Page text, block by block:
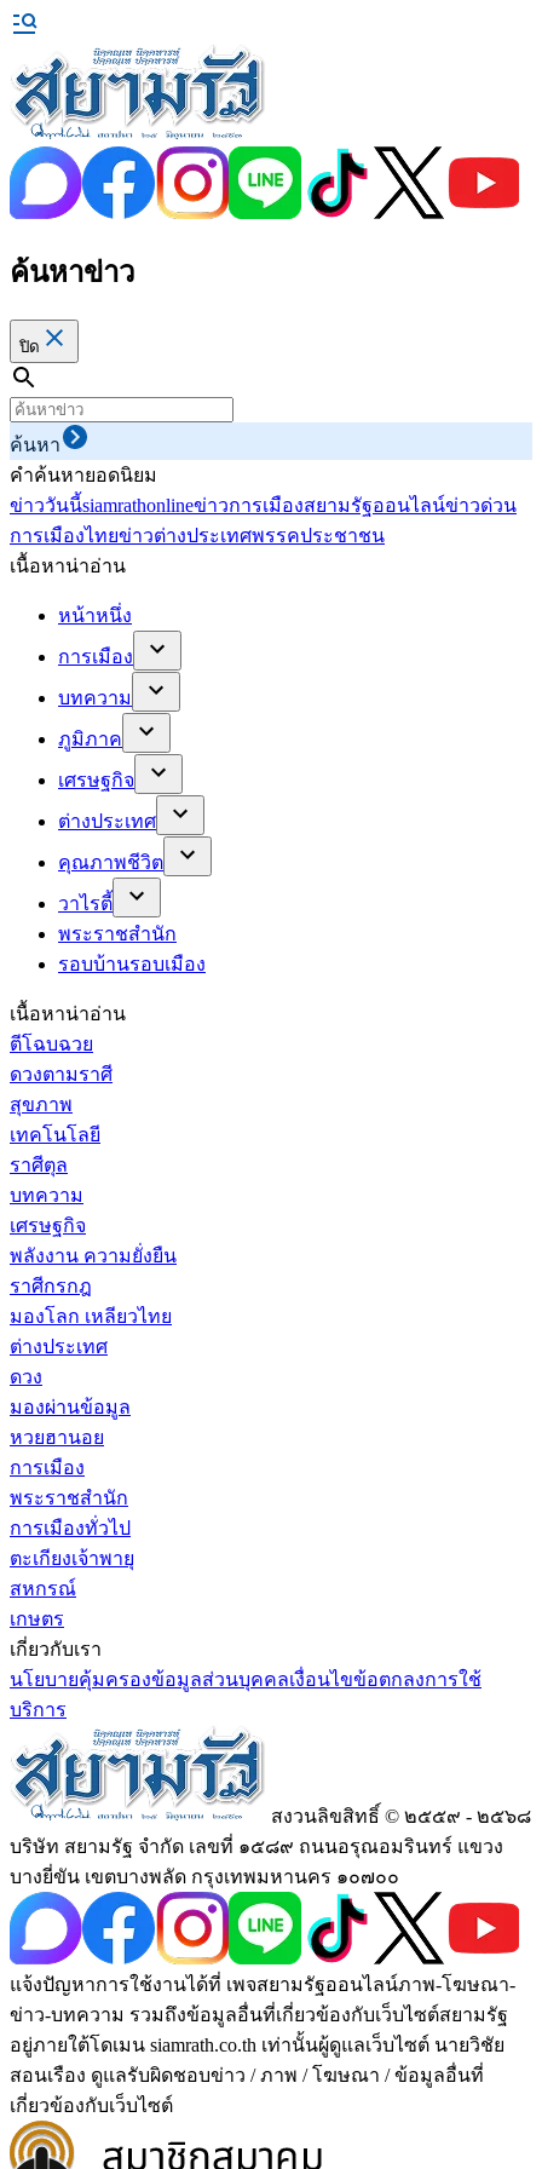
ค้นหาข่าว
ปิด
ค้นหา
คำค้นหายอดนิยม
ข่าววันนี้siamrathonlineข่าวการเมืองสยามรัฐออนไลน์ข่าวด่วน
การเมืองไทยข่าวต่างประเทศพรรคประชาชน
เนื้อหาน่าอ่าน
หน้าหนึ่ง
การเมือง
บทความ
ภูมิภาค
เศรษฐกิจ
ต่างประเทศ
คุณภาพชีวิต
วาไรตี้
พระราชสำนัก
รอบบ้านรอบเมือง
เนื้อหาน่าอ่าน
ตีโฉบฉวย
ดวงตามราศี
สุขภาพ
เทคโนโลยี
ราศีตุล
บทความ
เศรษฐกิจ
พลังงาน ความยั่งยืน
ราศีกรกฎ
มองโลก เหลียวไทย
ต่างประเทศ
ดวง
มองผ่านข้อมูล
หวยฮานอย
การเมือง
พระราชสำนัก
การเมืองทั่วไป
ตะเกียงเจ้าพายุ
สหกรณ์
เกษตร
เกี่ยวกับเรา
นโยบายคุ้มครองข้อมูลส่วนบุคคลเงื่อนไขข้อตกลงการใช้
บริการ
สงวนลิขสิทธิ์ © ๒๕๕๙ - ๒๕๖๘
บริษัท สยามรัฐ จำกัด เลขที่ ๑๕๘๙ ถนนอรุณอมรินทร์ แขวง
บางยี่ขัน เขตบางพลัด กรุงเทพมหานคร ๑๐๗๐๐
แจ้งปัญหาการใช้งานได้ที่ เพจสยามรัฐออนไลน์ภาพ-โฆษณา-
ข่าว-บทความ รวมถึงข้อมูลอื่นที่เกี่ยวข้องกับเว็บไซต์สยามรัฐ
อยู่ภายใต้โดเมน siamrath.co.th เท่านั้นผู้ดูแลเว็บไซต์ นายวิชัย
สอนเรือง ดูแลรับผิดชอบข่าว / ภาพ / โฆษณา / ข้อมูลอื่นที่
เกี่ยวข้องกับเว็บไซต์